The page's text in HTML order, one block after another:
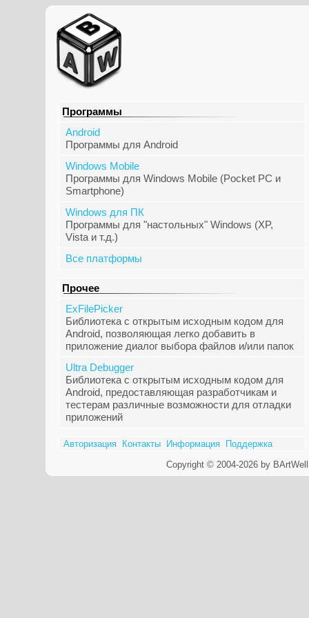
Программы
Android
Программы для Android
Windows Mobile
Программы для Windows Mobile (Pocket PC и
Smartphone)
Windows для ПК
Программы для "настольных" Windows (XP,
Vista и т.д.)
Все платформы
Прочее
ExFilePicker
Библиотека с открытым исходным кодом для
Android, позволяющая легко добавить в
приложение диалог выбора файлов и/или папок
Ultra Debugger
Библиотека с открытым исходным кодом для
Android, предоставляющая разработчикам и
тестерам различные возможности для отладки
приложений
Авторизация Контакты Информация
Поддержка
Copyright © 2004-2026 by BArtWell